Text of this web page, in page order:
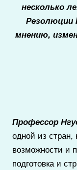
несколько
Резолюции
мнению,
Профессор
одной из стран,
возможности и
подготовка и